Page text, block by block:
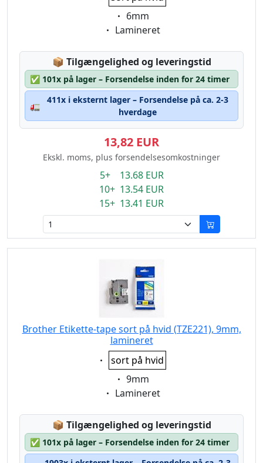
Eigenschaft:
6mm
Eigenschaft:
Lamineret
📦 Lagerstatus:
Tilgængelighed og leveringstid
✅ 101x på lager – Forsendelse inden for 24 timer
🚛
411x i eksternt lager – Forsendelse på ca. 2-3
hverdage
13,82 EUR
Ekskl. moms, plus forsendelsesomkostninger
5+ 13.68 EUR
10+ 13.54 EUR
15+ 13.41 EUR
Brother Etikette-tape sort på hvid (TZE221), 9mm,
lamineret
Eigenschaft:
sort på hvid
Eigenschaft:
9mm
Eigenschaft:
Lamineret
📦 Lagerstatus:
Tilgængelighed og leveringstid
✅ 101x på lager – Forsendelse inden for 24 timer